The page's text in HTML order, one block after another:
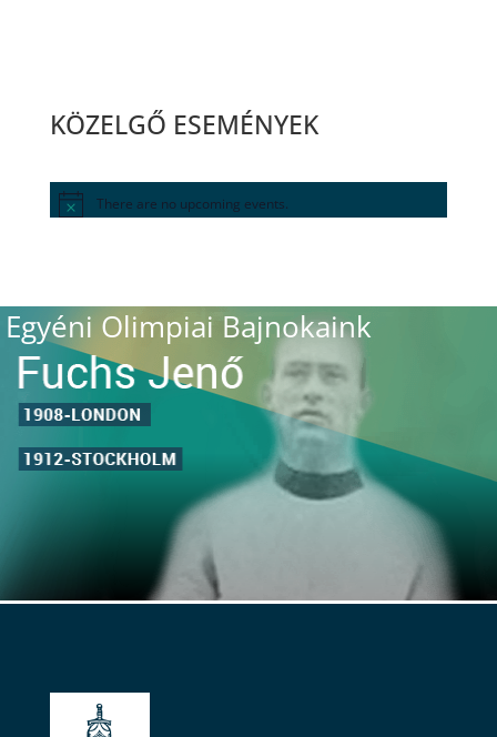
KÖZELGŐ ESEMÉNYEK
There are no upcoming events.
Egyéni Olimpiai Bajnokaink